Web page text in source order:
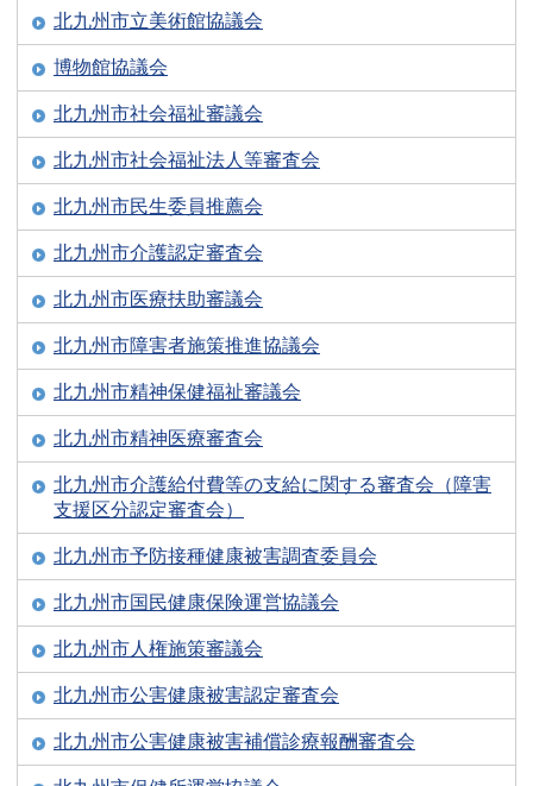
北九州市立美術館協議会
博物館協議会
北九州市社会福祉審議会
北九州市社会福祉法人等審査会
北九州市民生委員推薦会
北九州市介護認定審査会
北九州市医療扶助審議会
北九州市障害者施策推進協議会
北九州市精神保健福祉審議会
北九州市精神医療審査会
北九州市介護給付費等の支給に関する審査会（障害
支援区分認定審査会）
北九州市予防接種健康被害調査委員会
北九州市国民健康保険運営協議会
北九州市人権施策審議会
北九州市公害健康被害認定審査会
北九州市公害健康被害補償診療報酬審査会